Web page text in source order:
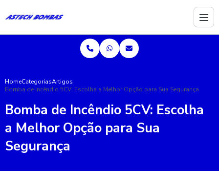
HomeCategoriasArtigos
Bomba de Incêndio 5CV: Escolha a Melhor Opção para Sua Segurança
Bomba de Incêndio 5CV: Escolha
a Melhor Opção para Sua
Segurança